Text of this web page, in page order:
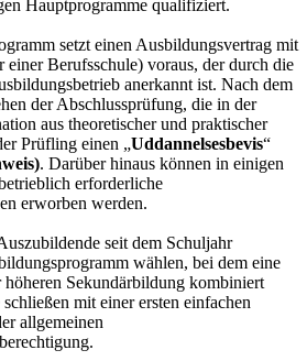
Hauptprogramme qualifiziert.
setzt einen Ausbildungsvertrag mit
einer Berufsschule) voraus, der durch die
anerkannt ist. Nach dem
der Abschlussprüfung, die in der
aus theoretischer und praktischer
Prüfling einen „Uddannelsesbevis“
. Darüber hinaus können in einigen
erforderliche
erworben werden.
seit dem Schuljahr
wählen, bei dem eine
Sekundärbildung kombiniert
mit einer ersten einfachen
allgemeinen